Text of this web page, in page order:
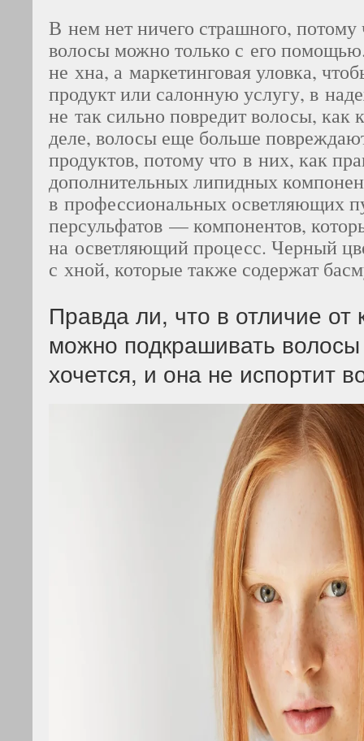
В нем нет ничего страшного, потому
волосы можно только с его
не хна, а маркетинговая уловка,
продукт или салонную услугу, в
не так сильно повредит волосы, как
деле, волосы еще больше
продуктов, потому что в них, как
дополнительных липидных
в профессиональных осветляющих
персульфатов — компонентов,
на осветляющий процесс. Черный
с хной, которые также содержат
Правда ли, что в отличие от
можно подкрашивать волосы
хочется, и она не испортит